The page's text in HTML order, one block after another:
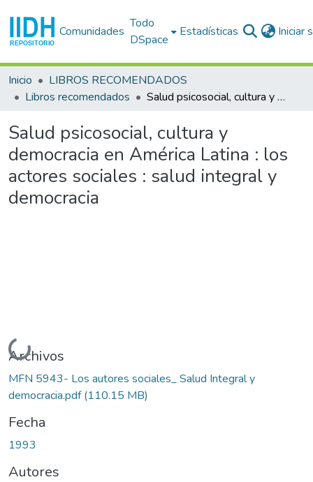
Comunidades
Todo
DSpace
Estadísticas Iniciar
Inicio
LIBROS RECOMENDADOS
Libros recomendados
Salud psicosocial, cultura y democracia en América Latina : los actores sociales : salud integral y democracia
Salud psicosocial, cultura y
democracia en América Latina : los
actores sociales : salud integral y
democracia
Cargando...
Archivos
MFN 5943- Los autores sociales_ Salud Integral y
democracia.pdf(110.15 MB)
Fecha
1993
Autores